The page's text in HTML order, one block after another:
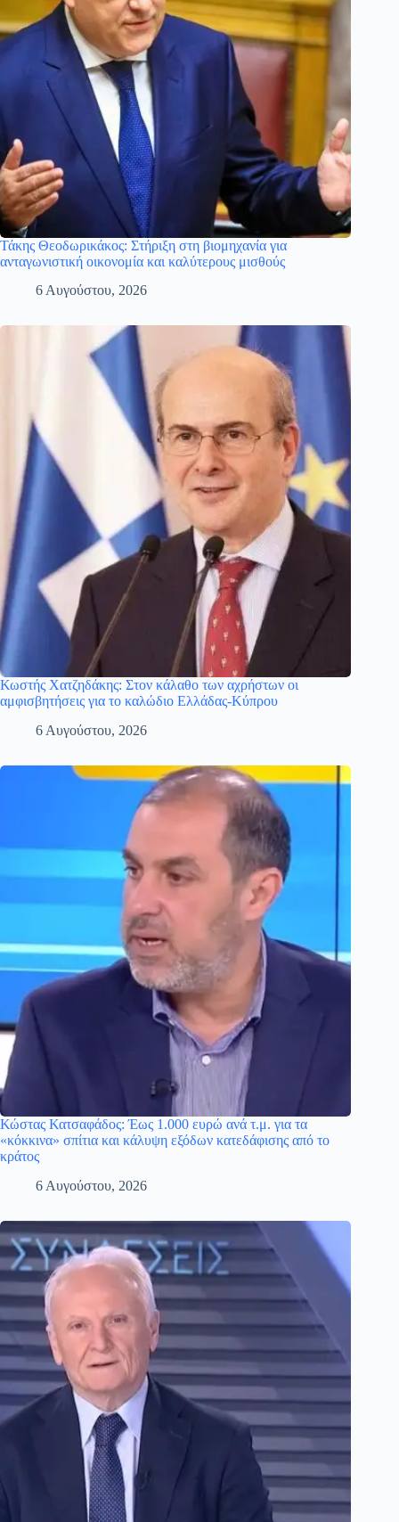
Τάκης Θεοδωρικάκος: Στήριξη στη βιομηχανία για
ανταγωνιστική οικονομία και καλύτερους μισθούς
6 Αυγούστου, 2026
Κωστής Χατζηδάκης: Στον κάλαθο των αχρήστων οι
αμφισβητήσεις για το καλώδιο Ελλάδας-Κύπρου
6 Αυγούστου, 2026
Κώστας Κατσαφάδος: Έως 1.000 ευρώ ανά τ.μ. για τα
«κόκκινα» σπίτια και κάλυψη εξόδων κατεδάφισης από το
κράτος
6 Αυγούστου, 2026